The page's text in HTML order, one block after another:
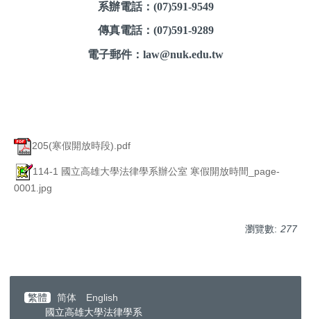
系辦電話：(07)591-9549
傳真電話：(07)591-9289
電子郵件：law@nuk.edu.tw
205(寒假開放時段).pdf
114-1 國立高雄大學法律學系辦公室 寒假開放時間_page-
0001.jpg
瀏覽數: 277
繁體 简体
English
國立高雄大學法律學系